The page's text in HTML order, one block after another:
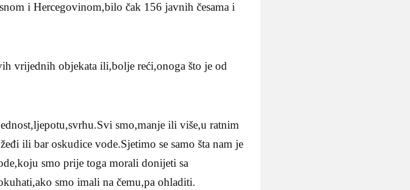
i Hercegovinom,bilo čak 156 javnih česama i
vrijednih objekata ili,bolje reći,onoga što je od
smo,manje ili više,u ratnim
ili bar oskudice vode.Sjetimo se samo šta nam je
smo prije toga morali donijeti sa
smo imali na čemu,pa ohladiti.